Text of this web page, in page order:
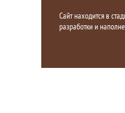
Сайт находится в
разработки и